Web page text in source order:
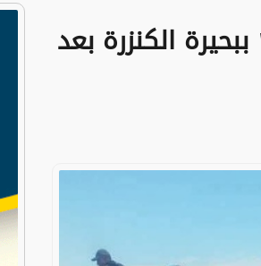
الكنزرة بعد